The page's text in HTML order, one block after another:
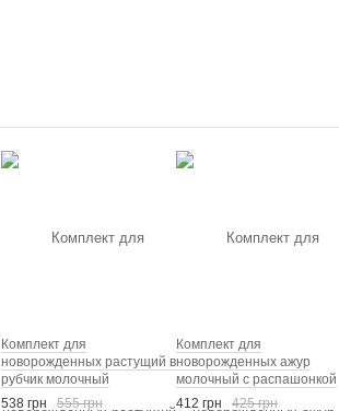
Комплект для
новорожденных растущий в
рубчик молочный
538 грн
555 грн
Комплект для
новорожденных ажур
молочный с распашонкой
412 грн
425 грн